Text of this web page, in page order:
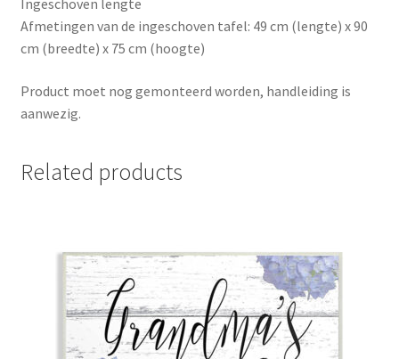
Ingeschoven lengte
Afmetingen van de ingeschoven tafel: 49 cm (lengte) x 90
cm (breedte) x 75 cm (hoogte)
Product moet nog gemonteerd worden, handleiding is
aanwezig.
Related products